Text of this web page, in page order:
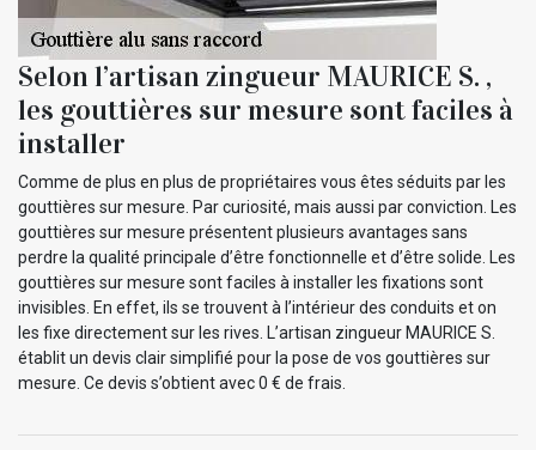
Selon l’artisan zingueur MAURICE S. ,
les gouttières sur mesure sont faciles à
installer
Comme de plus en plus de propriétaires vous êtes séduits par les
gouttières sur mesure. Par curiosité, mais aussi par conviction. Les
gouttières sur mesure présentent plusieurs avantages sans
perdre la qualité principale d’être fonctionnelle et d’être solide. Les
gouttières sur mesure sont faciles à installer les fixations sont
invisibles. En effet, ils se trouvent à l’intérieur des conduits et on
les fixe directement sur les rives. L’artisan zingueur MAURICE S.
établit un devis clair simplifié pour la pose de vos gouttières sur
mesure. Ce devis s’obtient avec 0 € de frais.